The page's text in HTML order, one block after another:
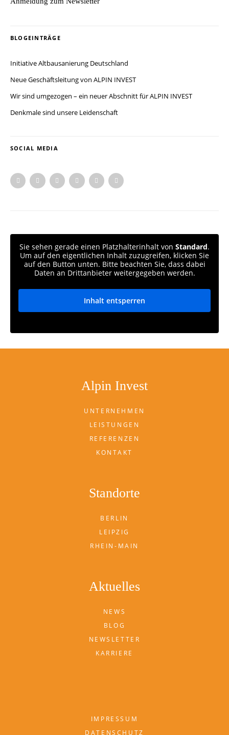
BLOGEINTRÄGE
Initiative Altbausanierung Deutschland
Neue Geschäftsleitung von ALPIN INVEST
Wir sind umgezogen – ein neuer Abschnitt für ALPIN INVEST
Denkmale sind unsere Leidenschaft
SOCIAL MEDIA
Sie sehen gerade einen Platzhalterinhalt von Standard.
Um auf den eigentlichen Inhalt zuzugreifen, klicken Sie
auf den Button unten. Bitte beachten Sie, dass dabei
Daten an Drittanbieter weitergegeben werden.
Inhalt entsperren
Alpin Invest
UNTERNEHMEN
LEISTUNGEN
REFERENZEN
KONTAKT
Standorte
BERLIN
LEIPZIG
RHEIN-MAIN
Aktuelles
NEWS
BLOG
NEWSLETTER
KARRIERE
IMPRESSUM
DATENSCHUTZ